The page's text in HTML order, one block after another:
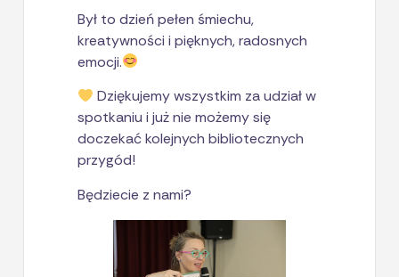
Był to dzień pełen śmiechu,
kreatywności i pięknych, radosnych
emocji.
Dziękujemy wszystkim za udział w
spotkaniu i już nie możemy się
doczekać kolejnych bibliotecznych
przygód!
Będziecie z nami?